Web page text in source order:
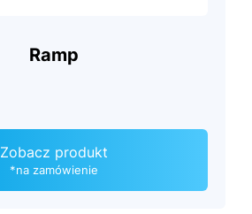
Ramp
Zobacz produkt
*na zamówienie